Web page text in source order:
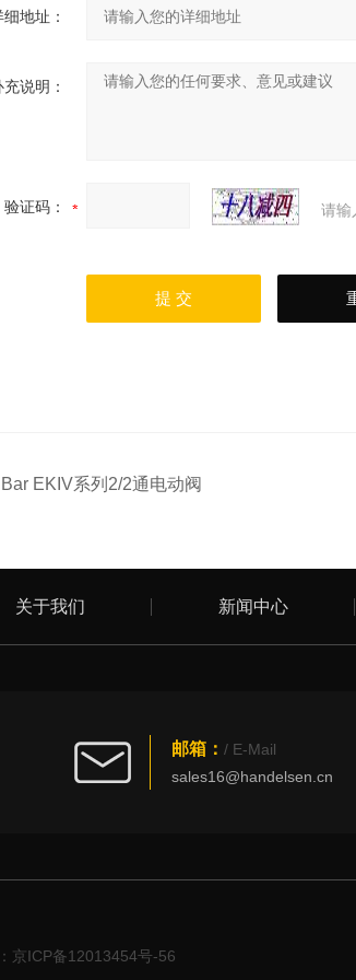
细地址：
充说明：
验证码： 请输
Bar EKIV系列2/2通电动阀
关于我们 新闻中心
邮箱： / E-Mail
sales16@handelsen.cn
京ICP备12013454号-56